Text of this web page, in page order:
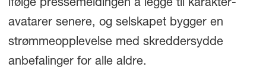
ifølge pressemeldingen å legge til karakter-
avatarer senere, og selskapet bygger en
strømmeopplevelse med skreddersydde
anbefalinger for alle aldre.